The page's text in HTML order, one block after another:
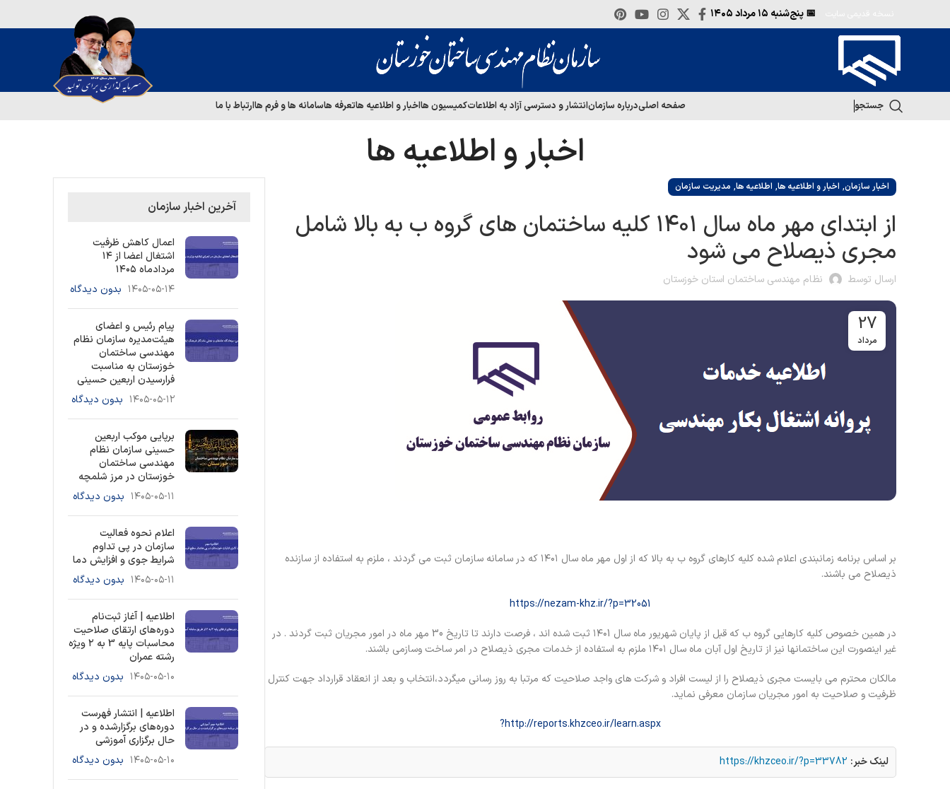
📅 پنج‌شنبه
جستجو صفحه اصلیدرباره سازمانانتشار و دسترسی آزاد به اطلاعاتکمیسیون هااخبار و اطلاعیه هاتعرفه هاسامانه ها و فرم هاارتباط با ما
اخبار و اطلاعیه ها
اخبار سازمان, اخبار و اطلاعیه ها, اطلاعیه ها, مدیریت سازمان
از ابتدای مهر ماه سال ۱۴۰۱ کلیه ساختمان های گروه ب به بالا شامل
مجری ذیصلاح می‌ شود
ارسال توسط نظام مهندسی ساختمان استان خوزستان
27
مرداد
بر اساس برنامه زمانبندی اعلام شده کلیه کارهای گروه ب به بالا که از اول مهر ماه سال ۱۴۰۱ که در سامانه سازمان ثبت می گردند ، ملزم به استفاده از سازنده
ذیصلاح می باشند.
https://nezam-khz.ir/?p=32051
در همین خصوص کلیه کارهایی گروه ب که قبل از پایان شهریور ماه سال ۱۴۰1 ثبت شده اند ، فرصت دارند تا تاریخ 30 مهر ماه در امور مجریان ثبت گردند . در
غیر اینصورت این ساختمانها نیز از تاریخ اول آبان ماه سال ۱۴۰۱ ملزم به استفاده از خدمات مجری ذیصلاح در امر ساخت وسازمی باشند.
مالکان محترم می بایست مجری ذیصلاح را از لیست افراد و شرکت های واجد صلاحیت که مرتبا به روز رسانی میگردد،انتخاب و بعد از انعقاد قرارداد جهت کنترل
ظرفیت و صلاحیت به امور مجریان سازمان معرفی نماید.
http://reports.khzceo.ir/learn.aspx?
لینک خبر: https://khzceo.ir/?p=33782
آخرین اخبار سازمان
اعمال کاهش ظرفیت
اشتغال اعضا از ۱۴
مردادماه ۱۴۰۵
۱۴۰۵-۰۵-۱۴ بدون دیدگاه
پیام رئیس و اعضای
هیئت‌مدیره سازمان نظام
مهندسی ساختمان
خوزستان به مناسبت
فرارسیدن اربعین حسینی
۱۴۰۵-۰۵-۱۲ بدون دیدگاه
برپایی موکب اربعین
حسینی سازمان نظام
مهندسی ساختمان
خوزستان در مرز شلمچه
۱۴۰۵-۰۵-۱۱ بدون دیدگاه
اعلام نحوه فعالیت
سازمان در پی تداوم
شرایط جوی و افزایش دما
۱۴۰۵-۰۵-۱۱ بدون دیدگاه
اطلاعیه | آغاز ثبت‌نام
دوره‌های ارتقای صلاحیت
محاسبات پایه 3 به ۲ ویژه
رشته عمران
۱۴۰۵-۰۵-۱۰ بدون دیدگاه
اطلاعیه | انتشار فهرست
دوره‌های برگزارشده و در
حال برگزاری آموزشی
۱۴۰۵-۰۵-۱۰ بدون دیدگاه